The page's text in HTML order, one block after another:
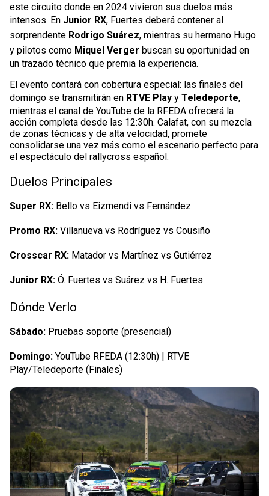
este circuito donde en 2024 vivieron sus duelos más
intensos. En Junior RX, Fuertes deberá contener al
sorprendente Rodrigo Suárez, mientras su hermano Hugo
y pilotos como Miquel Verger buscan su oportunidad en
un trazado técnico que premia la experiencia.
El evento contará con cobertura especial: las finales del
domingo se transmitirán en RTVE Play y Teledeporte,
mientras el canal de YouTube de la RFEDA ofrecerá la
acción completa desde las 12:30h. Calafat, con su mezcla
de zonas técnicas y de alta velocidad, promete
consolidarse una vez más como el escenario perfecto para
el espectáculo del rallycross español.
Duelos Principales
Super RX: Bello vs Eizmendi vs Fernández
Promo RX: Villanueva vs Rodríguez vs Cousiño
Crosscar RX: Matador vs Martínez vs Gutiérrez
Junior RX: Ó. Fuertes vs Suárez vs H. Fuertes
Dónde Verlo
Sábado: Pruebas soporte (presencial)
Domingo: YouTube RFEDA (12:30h) | RTVE
Play/Teledeporte (Finales)